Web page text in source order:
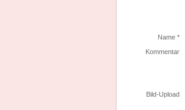
Name *
Kommentar
Bild-Upload